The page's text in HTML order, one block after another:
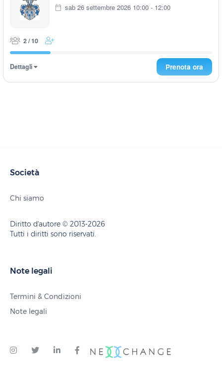
sab 26 settembre 2026 10:00 - 12:00
2 / 10
Dettagli Prenota ora
Società
Chi siamo
Diritto d'autore © 2013-2026
Tutti i diritti sono riservati.
Note legali
Termini & Condizioni
Note legali